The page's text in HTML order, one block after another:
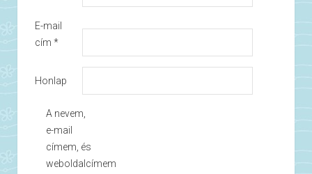
E-mail
cím *
Honlap
A nevem,
e-mail
címem, és
weboldalcímem